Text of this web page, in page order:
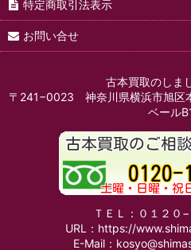
特定商取引法表示
お問い合せ
古本買取のしま
〒241−0023 神奈川県横浜市旭区
ベール
ＴＥＬ：０１２０
URL：https://
E-Mail：